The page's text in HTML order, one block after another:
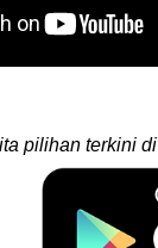
pilihan terkini di